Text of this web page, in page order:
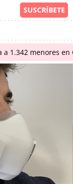
a 1.342 menores